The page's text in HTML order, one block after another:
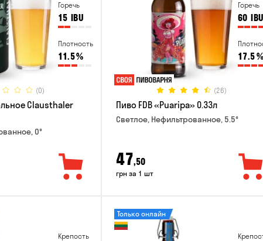
Горечь
15 IBU
Плотность
11.5%
(0)
Clausthaler
0°
Горечь
60 IBU
17.5%
(26)
Пиво FDB «Puaripa» 0.33л
Светлое, Нефильтрованное, 5.5°
47,50
грн за 1 шт
Крепость
Только онлайн